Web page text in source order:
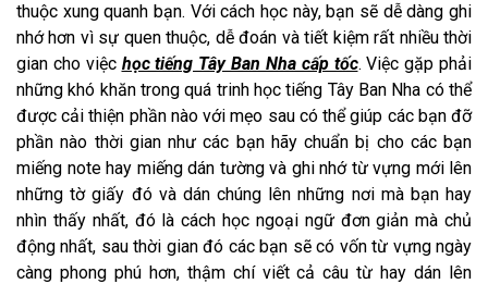
thuộc xung quanh bạn. Với cách học này, bạn sẽ dễ dàng ghi
nhớ hơn vì sự quen thuộc, dễ đoán và tiết kiệm rất nhiều thời
gian cho việc học tiếng Tây Ban Nha cấp tốc. Việc gặp phải
những khó khăn trong quá trinh học tiếng Tây Ban Nha có thể
được cải thiện phần nào với mẹo sau có thể giúp các bạn đỡ
phần nào thời gian như các bạn hãy chuẩn bị cho các bạn
miếng note hay miếng dán tường và ghi nhớ từ vựng mới lên
những tờ giấy đó và dán chúng lên những nơi mà bạn hay
nhìn thấy nhất, đó là cách học ngoại ngữ đơn giản mà chủ
động nhất, sau thời gian đó các bạn sẽ có vốn từ vựng ngày
càng phong phú hơn, thậm chí viết cả câu từ hay dán lên